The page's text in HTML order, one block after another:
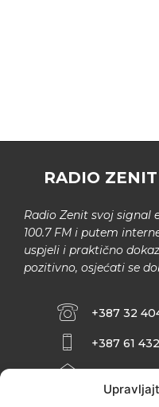
RADIO
Radio Zenit svoj signal
100.7 FM i putem
uspjeli i praktično
pozitivno, osjećati se
+387 32
+387 61